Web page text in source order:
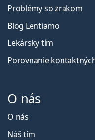
Problémy so zrakom
Blog Lentiamo
Lekársky tím
Porovnanie
O nás
O nás
Náš tím